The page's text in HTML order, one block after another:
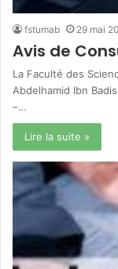
fstumab 29 mai
Avis de
La Faculté des
Abdelhamid Ibn
–…
Lire la suite »